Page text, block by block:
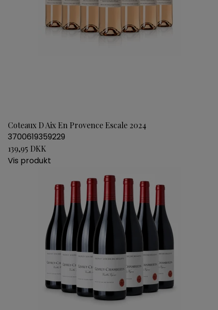
Coteaux D Aix En Provence Escale 2024
3700619359229
139,95 DKK
Vis produkt